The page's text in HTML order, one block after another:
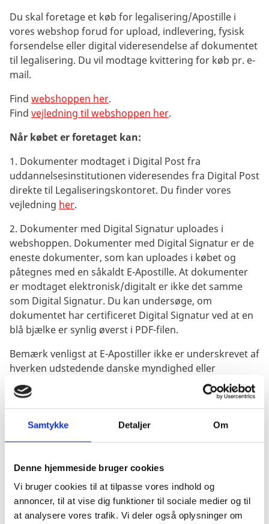
Samtykke Detaljer Om
Denne hjemmeside bruger cookies
Vi bruger cookies til at tilpasse vores indhold og
annoncer, til at vise dig funktioner til sociale medier og til
at analysere vores trafik. Vi deler også oplysninger om
Du skal foretage et køb for legalisering/Apostille i
vores webshop forud for upload, indlevering, fysisk
forsendelse eller digital videresendelse af dokumentet
til legalisering. Du vil modtage kvittering for køb pr. e-
mail.
Find webshoppen her.
Find vejledning til webshoppen her.
Når købet er foretaget kan:
1. Dokumenter modtaget i Digital Post fra
uddannelsesinstitutionen videresendes fra Digital Post
direkte til Legaliseringskontoret. Du finder vores
vejledning her.
2. Dokumenter med Digital Signatur uploades i
webshoppen. Dokumenter med Digital Signatur er de
eneste dokumenter, som kan uploades i købet og
påtegnes med en såkaldt E-Apostille. At dokumenter
er modtaget elektronisk/digitalt er ikke det samme
som Digital Signatur. Du kan undersøge, om
dokumentet har certificeret Digital Signatur ved at en
blå bjælke er synlig øverst i PDF-filen.
Bemærk venligst at E-Apostiller ikke er underskrevet af
hverken udstedende danske myndighed eller
Udenrigsministeriets Legaliseringskontor. Vi henviser
til den modtagende myndighed vedrørende
anerkendelse af E-Apostille.
fysisk post eller kurer til Legaliseringskontoret. Vi
uddannelsesdokumenter. Hvis du har mere end 7
dokumenter, kan vi ikke garantere legalisering samme